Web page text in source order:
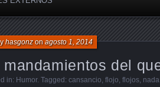
mandamientos del
hasgonzonagosto 1, 2014
in: Humor. Tagged: cansancio, flojo, flojos, nada